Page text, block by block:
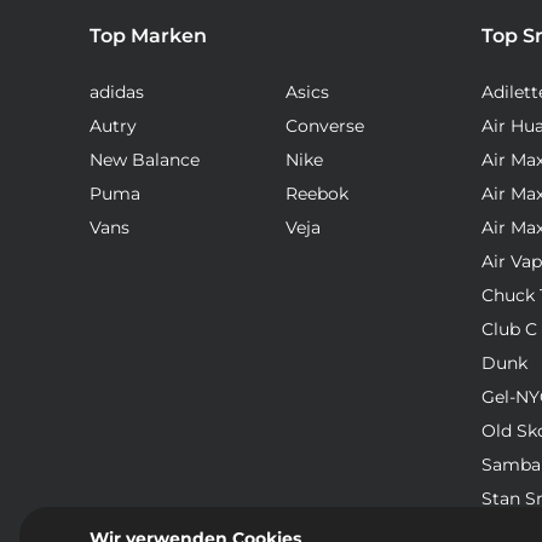
Top Marken
adidas
Asics
Autry
Converse
New Balance
Nike
Puma
Reebok
Vans
Veja
Top
Air
Air
Air
Air
Air
Chuck
Club C
Dunk
Gel-
Old
Samba
Stan